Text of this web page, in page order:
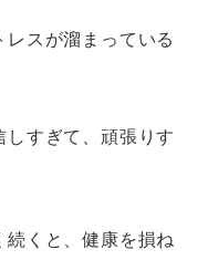
レスが溜まっている
しすぎて、頑張りす
くと、健康を損ね